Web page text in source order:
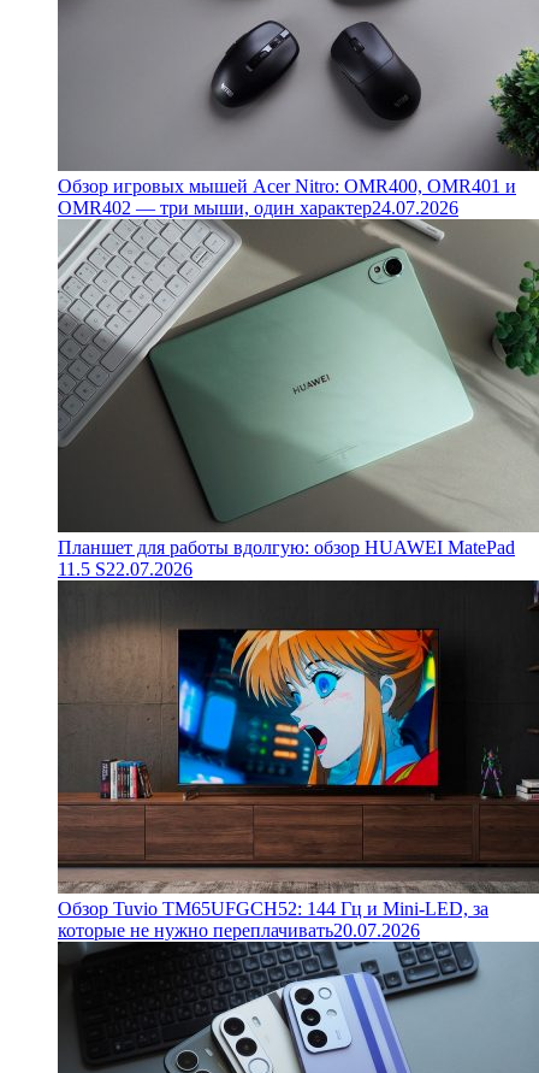
Обзор игровых мышей Acer Nitro: OMR400, OMR401 и
OMR402 — три мыши, один характер24.07.2026
Планшет для работы вдолгую: обзор HUAWEI MatePad
11.5 S22.07.2026
Обзор Tuvio TM65UFGCH52: 144 Гц и Mini-LED, за
которые не нужно переплачивать20.07.2026